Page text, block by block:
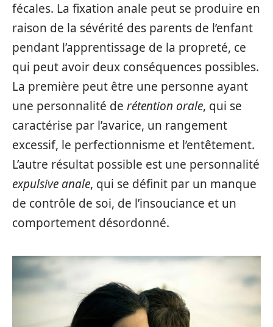
fécales. La fixation anale peut se produire en
raison de la sévérité des parents de l’enfant
pendant l’apprentissage de la propreté, ce
qui peut avoir deux conséquences possibles.
La première peut être une personne ayant
une personnalité de rétention orale, qui se
caractérise par l’avarice, un rangement
excessif, le perfectionnisme et l’entêtement.
L’autre résultat possible est une personnalité
expulsive anale, qui se définit par un manque
de contrôle de soi, de l’insouciance et un
comportement désordonné.